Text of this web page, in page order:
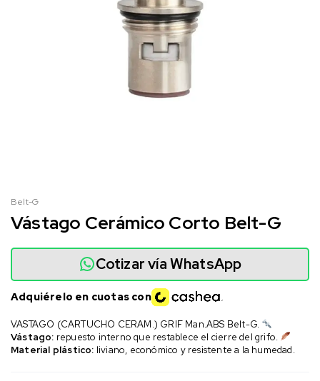
Belt-G
Vástago Cerámico Corto Belt-G
VASTAGO (CARTUCHO CERAM.) GRIF Man.ABS Belt-G.
Vástago: repuesto interno que restablece el cierre del grifo.
Material plástico: liviano, económico y resistente a la humedad.
Cotizar vía WhatsApp
Adquiérelo en cuotas con